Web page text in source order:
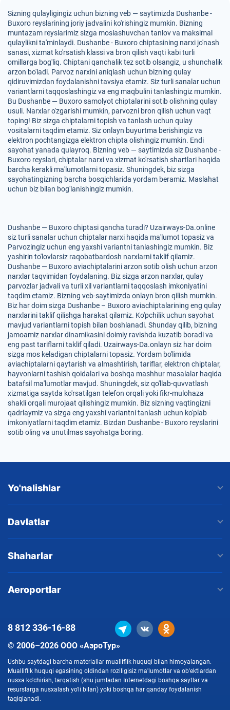
Sizning qulayligingiz uchun bizning veb — saytimizda Dushanbe -
Buxoro reyslarining joriy jadvalini ko'rishingiz mumkin. Bizning
muntazam reyslarimiz sizga moslashuvchan tanlov va maksimal
qulaylikni ta'minlaydi. Dushanbe - Buxoro chiptasining narxi jo'nash
sanasi, xizmat ko'rsatish klassi va bron qilish vaqti kabi turli
omillarga bog'liq. Chiptani qanchalik tez sotib olsangiz, u shunchalik
arzon bo'ladi. Parvoz narxini aniqlash uchun bizning qulay
qidiruvimizdan foydalanishni tavsiya etamiz. Siz turli sanalar uchun
variantlarni taqqoslashingiz va eng maqbulini tanlashingiz mumkin.
Bu Dushanbe — Buxoro samolyot chiptalarini sotib olishning qulay
usuli. Narxlar o'zgarishi mumkin, parvozni bron qilish uchun vaqt
toping! Biz sizga chiptalarni topish va tanlash uchun qulay
vositalarni taqdim etamiz. Siz onlayn buyurtma berishingiz va
elektron pochtangizga elektron chipta olishingiz mumkin. Endi
sayohat yanada qulayroq. Bizning veb — saytimizda siz Dushanbe -
Buxoro reyslari, chiptalar narxi va xizmat ko'rsatish shartlari haqida
barcha kerakli ma'lumotlarni topasiz. Shuningdek, biz sizga
sayohatingizning barcha bosqichlarida yordam beramiz. Maslahat
uchun biz bilan bog'lanishingiz mumkin.
Dushanbe — Buxoro chiptasi qancha turadi? Uzairways-Da.online
siz turli sanalar uchun chiptalar narxi haqida ma'lumot topasiz va
Parvozingiz uchun eng yaxshi variantni tanlashingiz mumkin. Biz
yashirin to'lovlarsiz raqobatbardosh narxlarni taklif qilamiz.
Dushanbe — Buxoro aviachiptalarini arzon sotib olish uchun arzon
narxlar taqvimidan foydalaning. Biz sizga arzon narxlar, qulay
parvozlar jadvali va turli xil variantlarni taqqoslash imkoniyatini
taqdim etamiz. Bizning veb-saytimizda onlayn bron qilish mumkin.
Biz har doim sizga Dushanbe – Buxoro aviachiptalarining eng qulay
narxlarini taklif qilishga harakat qilamiz. Ko'pchilik uchun sayohat
mavjud variantlarni topish bilan boshlanadi. Shunday qilib, bizning
jamoamiz narxlar dinamikasini doimiy ravishda kuzatib boradi va
eng past tariflarni taklif qiladi. Uzairways-Da.onlayn siz har doim
sizga mos keladigan chiptalarni topasiz. Yordam bo'limida
aviachiptalarni qaytarish va almashtirish, tariflar, elektron chiptalar,
hayvonlarni tashish qoidalari va boshqa mashhur masalalar haqida
batafsil ma'lumotlar mavjud. Shuningdek, siz qo'llab-quvvatlash
xizmatiga saytda ko'rsatilgan telefon orqali yoki fikr-mulohaza
shakli orqali murojaat qilishingiz mumkin. Biz sizning vaqtingizni
qadrlaymiz va sizga eng yaxshi variantni tanlash uchun ko'plab
imkoniyatlarni taqdim etamiz. Bizdan Dushanbe - Buxoro reyslarini
sotib oling va unutilmas sayohatga boring.
Yo'nalishlar
Davlatlar
Shaharlar
Aeroportlar
© 2006–2026 ООО «АэроТур»
Ushbu saytdagi barcha materiallar mualliflik huquqi bilan himoyalangan.
Mualliflik huquqi egasining oldindan roziligisiz ma'lumotlar va ob'ektlardan
nusxa ko'chirish, tarqatish (shu jumladan Internetdagi boshqa saytlar va
resurslarga nusxalash yo'li bilan) yoki boshqa har qanday foydalanish
taqiqlanadi.
8 812336-16-88